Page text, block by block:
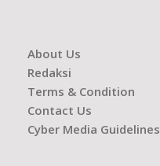
About Us
Redaksi
Terms & Condition
Contact Us
Cyber Media Guidelines